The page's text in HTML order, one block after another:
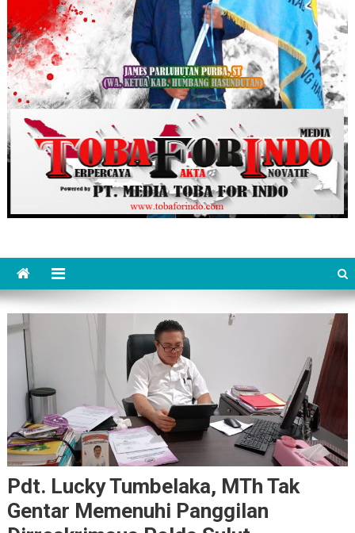
Pdt. Lucky Tumbelaka, MTh Tak
Gentar Memenuhi Panggilan